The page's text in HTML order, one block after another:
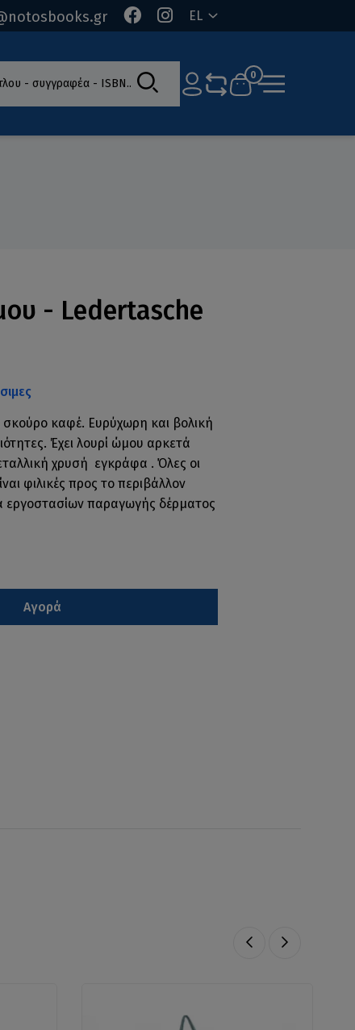
EL
- συγγραφέα - ISBN 0
- Ledertasche
καφέ. Ευρύχωρη και βολική
Έχει λουρί ώμου αρκετά
χρυσή εγκράφα . Όλες οι
φιλικές προς το περιβάλλον
εργοστασίων παραγωγής δέρματος
Αγορά